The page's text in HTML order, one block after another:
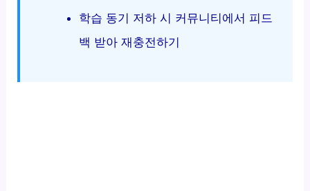
학습 동기 저하 시 커뮤니티에서 피드
백 받아 재충전하기